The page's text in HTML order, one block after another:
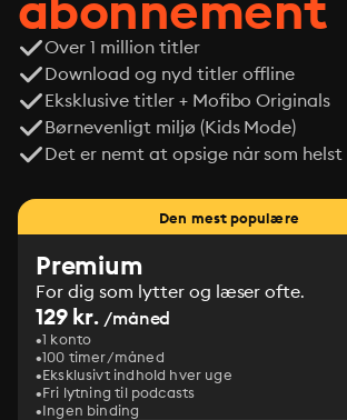
Over 1 million titler
Download og nyd titler offline
Eksklusive titler + Mofibo Originals
Børnevenligt miljø (Kids Mode)
Det er nemt at opsige når som helst
Den mest populære
Premium
For dig som lytter og læser ofte.
129 kr. /måned
1 konto
100 timer/måned
Eksklusivt indhold hver uge
Fri lytning til podcasts
Ingen binding